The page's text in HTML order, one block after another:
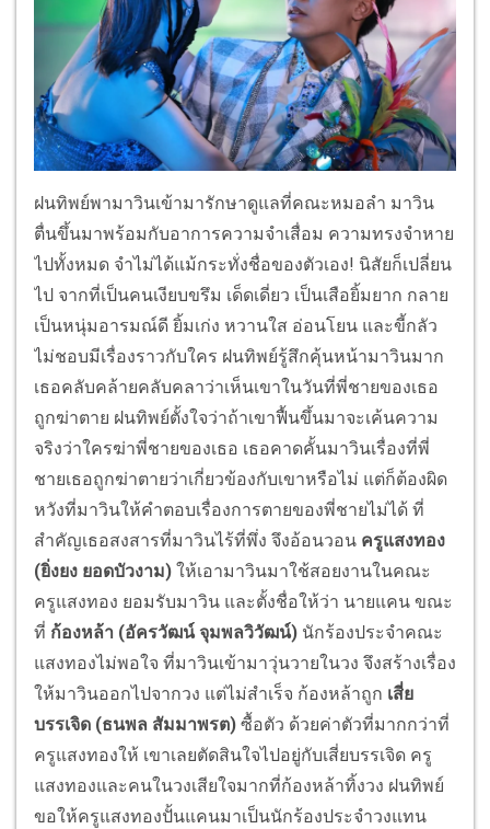
ฝนทิพย์พามาวินเข้ามารักษาดูแลที่คณะหมอลำ มาวิน
ตื่นขึ้นมาพร้อมกับอาการความจำเสื่อม ความทรงจำหาย
ไปทั้งหมด จำไม่ได้แม้กระทั่งชื่อของตัวเอง! นิสัยก็เปลี่ยน
ไป จากที่เป็นคนเงียบขรึม เด็ดเดี่ยว เป็นเสือยิ้มยาก กลาย
เป็นหนุ่มอารมณ์ดี ยิ้มเก่ง หวานใส อ่อนโยน และขี้กลัว
ไม่ชอบมีเรื่องราวกับใคร ฝนทิพย์รู้สึกคุ้นหน้ามาวินมาก
เธอคลับคล้ายคลับคลาว่าเห็นเขาในวันที่พี่ชายของเธอ
ถูกฆ่าตาย ฝนทิพย์ตั้งใจว่าถ้าเขาฟื้นขึ้นมาจะเค้นความ
จริงว่าใครฆ่าพี่ชายของเธอ เธอคาดคั้นมาวินเรื่องที่พี่
ชายเธอถูกฆ่าตายว่าเกี่ยวข้องกับเขาหรือไม่ แต่ก็ต้องผิด
หวังที่มาวินให้คำตอบเรื่องการตายของพี่ชายไม่ได้ ที่
สำคัญเธอสงสารที่มาวินไร้ที่พึ่ง จึงอ้อนวอน ครูแสงทอง
(ยิ่งยง ยอดบัวงาม) ให้เอามาวินมาใช้สอยงานในคณะ
ครูแสงทอง ยอมรับมาวิน และตั้งชื่อให้ว่า นายแคน ขณะ
ที่ ก้องหล้า (อัครวัฒน์ จุมพลวิวัฒน์) นักร้องประจำคณะ
แสงทองไม่พอใจ ที่มาวินเข้ามาวุ่นวายในวง จึงสร้างเรื่อง
ให้มาวินออกไปจากวง แต่ไม่สำเร็จ ก้องหล้าถูก เสี่ย
บรรเจิด (ธนพล สัมมาพรต) ซื้อตัว ด้วยค่าตัวที่มากกว่าที่
ครูแสงทองให้ เขาเลยตัดสินใจไปอยู่กับเสี่ยบรรเจิด ครู
แสงทองและคนในวงเสียใจมากที่ก้องหล้าทิ้งวง ฝนทิพย์
ขอให้ครูแสงทองปั้นแคนมาเป็นนักร้องประจำวงแทน